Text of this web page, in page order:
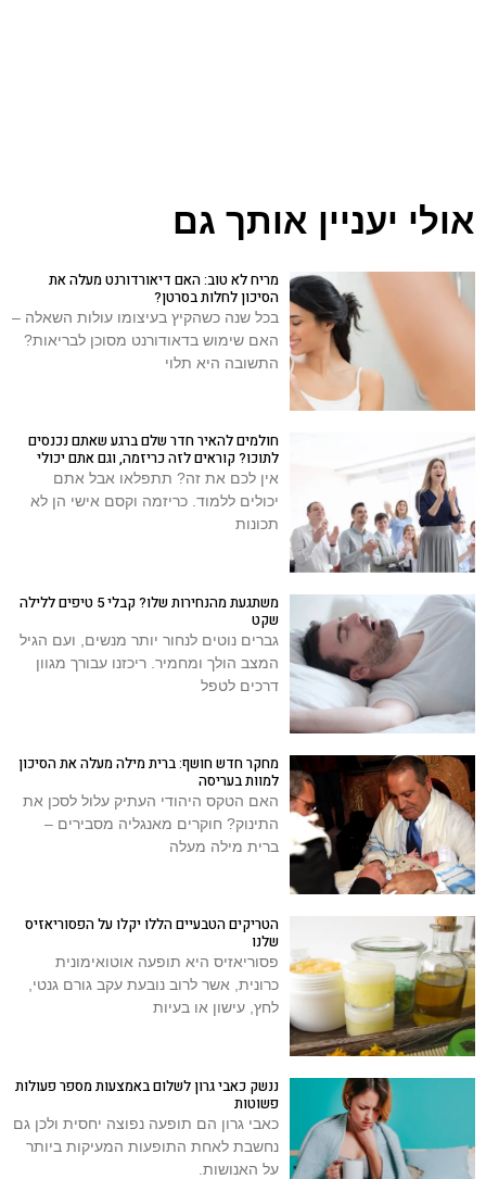
אולי יעניין אותך גם
מריח לא טוב: האם דיאורדורנט מעלה את
הסיכון לחלות בסרטן?
בכל שנה כשהקיץ בעיצומו עולות השאלה –
האם שימוש בדאודורנט מסוכן לבריאות?
התשובה היא תלוי
חולמים להאיר חדר שלם ברגע שאתם נכנסים
לתוכו? קוראים לזה כריזמה, וגם אתם יכולי
אין לכם את זה? תתפלאו אבל אתם
יכולים ללמוד. כריזמה וקסם אישי הן לא
תכונות
משתגעת מהנחירות שלו? קבלי 5 טיפים ללילה
שקט
גברים נוטים לנחור יותר מנשים, ועם הגיל
המצב הולך ומחמיר. ריכזנו עבורך מגוון
דרכים לטפל
מחקר חדש חושף: ברית מילה מעלה את הסיכון
למוות בעריסה
האם הטקס היהודי העתיק עלול לסכן את
התינוק? חוקרים מאנגליה מסבירים –
ברית מילה מעלה
הטריקים הטבעיים הללו יקלו על הפסוריאזיס
שלנו
פסוריאזיס היא תופעה אוטואימונית
כרונית, אשר לרוב נובעת עקב גורם גנטי,
לחץ, עישון או בעיות
ננשק כאבי גרון לשלום באמצעות מספר פעולות
פשוטות
כאבי גרון הם תופעה נפוצה יחסית ולכן גם
נחשבת לאחת התופעות המעיקות ביותר
על האנושות.